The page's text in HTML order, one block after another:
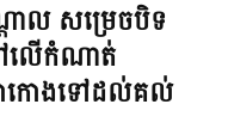
ណ្ដាល សម្រេច​បិទ​
ៅលើ​កំណាត់​
ាកោង​ទៅដល់​គល់